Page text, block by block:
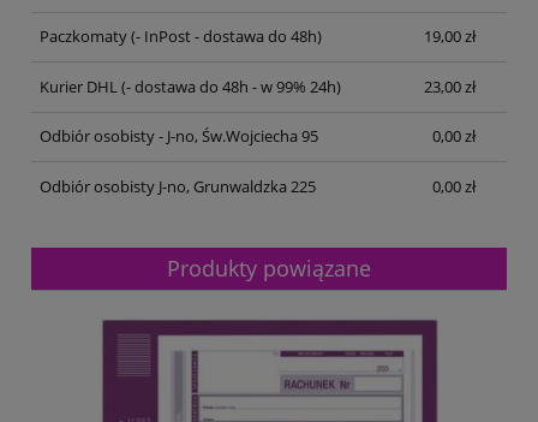
Paczkomaty(- InPost - dostawa do 48h) 19,00 zł
Kurier DHL(- dostawa do 48h - w 99% 24h) 23,00 zł
Odbiór osobisty - J-no, Św.Wojciecha 95 0,00 zł
Odbiór osobisty J-no, Grunwaldzka 225 0,00 zł
Produkty powiązane